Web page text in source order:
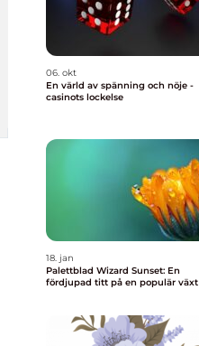
06. okt
En värld av spänning och nöje -
casinots lockelse
18. jan
Palettblad Wizard Sunset: En
fördjupad titt på en populär växt